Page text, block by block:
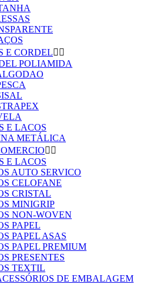
E CORDEL 
POLIAMIDA
E LACOS
METÁLICA
 
E LACOS
AUTO SERVICO
CELOFANE
CRISTAL
MINIGRIP
NON-WOVEN
PAPEL
PAPEL ASAS
PAPEL PREMIUM
PRESENTES
TEXTIL
DE EMBALAGEM